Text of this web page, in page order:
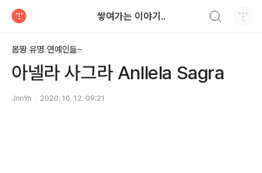
쌓여가는 이야기..
몸짱 유명 연예인들~
아넬라 사그라 Anllela Sagra
JnnYn 2020. 10. 12. 09:21